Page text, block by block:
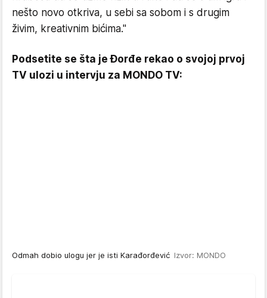
nešto novo otkriva, u sebi sa sobom i s drugim
živim, kreativnim bićima."
Podsetite se šta je Đorđe rekao o svojoj prvoj
TV ulozi u intervju za MONDO TV:
Odmah dobio ulogu jer je isti Karađorđević Izvor: MONDO